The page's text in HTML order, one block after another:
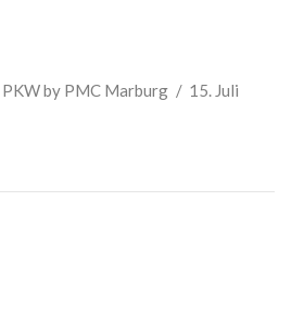
PKWby PMC Marburg
15. Juli